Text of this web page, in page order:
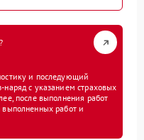
и последующий
наряд с указанием страховых
после выполнения работ
работ и